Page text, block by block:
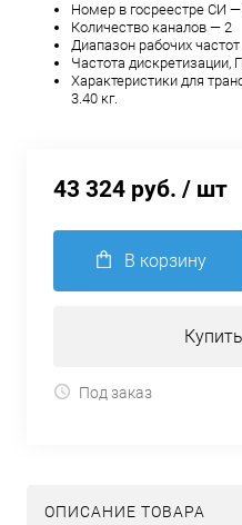
Номер в госреестре СИ
Количество каналов — 2
Диапазон рабочих
Частота дискретизации,
Характеристики для
3.40 кг.
43 324 руб. / шт
В корзину
Под заказ
ОПИСАНИЕ ТОВАРА